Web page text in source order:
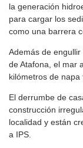
la generación
para cargar los
como una barrera
Además de
de Atafona, el mar
kilómetros de napa
El derrumbe de
construcción
localidad y están
a IPS.